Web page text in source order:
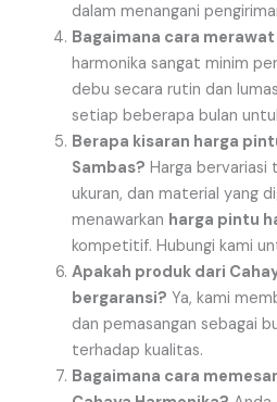
dalam menangani
Bagaimana cara
harmonika sangat minim
debu secara rutin dan
setiap beberapa bulan
Berapa kisaran harga
Sambas? Harga bervariasi
ukuran, dan material yang
menawarkan harga pintu
kompetitif. Hubungi kami
Apakah produk dari
bergaransi? Ya, kami
dan pemasangan sebagai
terhadap kualitas.
Bagaimana cara